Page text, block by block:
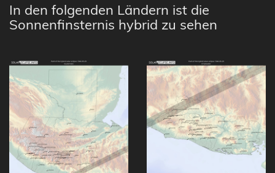
In den folgenden Ländern ist die
Sonnenfinsternis hybrid zu sehen